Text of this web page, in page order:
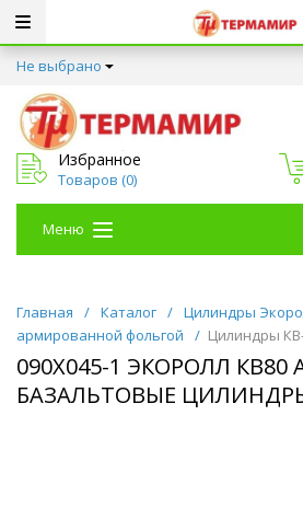
Не выбрано
Избранное
Товаров (0)
Меню
Главная / Каталог / Цилиндры
армированной фольгой
/ Цилиндры
090Х045-1 ЭКОРОЛЛ КВ80
БАЗАЛЬТОВЫЕ